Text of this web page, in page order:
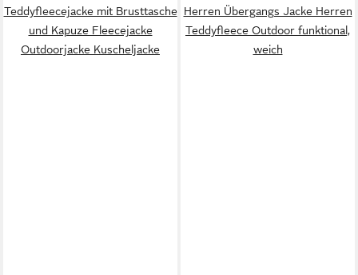
Teddyfleecejacke mit Brusttasche
und Kapuze Fleecejacke
Outdoorjacke Kuscheljacke
Herren Übergangs Jacke Herren
Teddyfleece Outdoor funktional,
weich